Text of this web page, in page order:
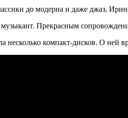
до модерна и даже джаз,
Прекрасным
несколько компакт-дисков. О ней